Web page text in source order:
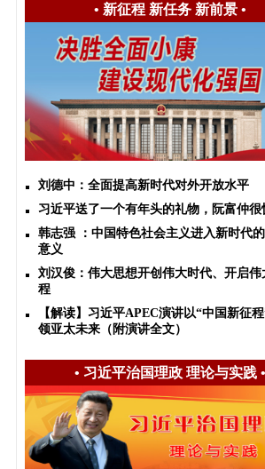
• 新征程 新任务 新前景•
刘德中：全面提高新时代对外开放水平
习近平送了一个有年头的礼物，阮富仲很
韩志强 ：中国特色社会主义进入新时代
意义
刘汉俊：伟大思想开创伟大时代、开启伟
程
【解读】习近平APEC演讲以“中国新征程
领亚太未来（附演讲全文）
• 习近平治国理政 理论与实践•